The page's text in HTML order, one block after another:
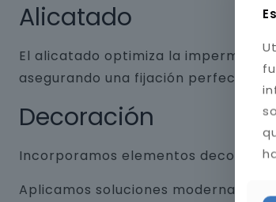
Alicatado
El alicatado optimiza la
asegurando una fijación perfecta.
Decoración
Incorporamos elementos
Aplicamos soluciones modernas